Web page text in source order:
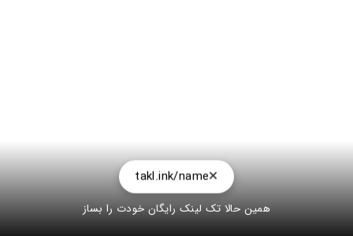
takl.ink/name
همین حالا تک لینک رایگان خودت را بساز